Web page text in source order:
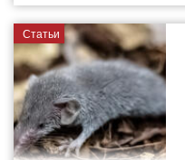
Статьи